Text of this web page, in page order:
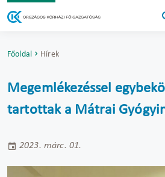
Főoldal Hírek
Megemlékezéssel
tartottak a Mátrai
2023. márc. 01.